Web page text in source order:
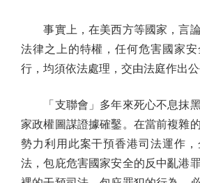
事實上，在美西方等國家，言論
法律之上的特權，任何危害國家
行，均須依法處理，交由法庭作出公
「支聯會」多年來死心不息抹黑
家政權圖謀證據確鑿。在當前複雜
勢力利用此案干預香港司法運作
法，包庇危害國家安全的反中亂港